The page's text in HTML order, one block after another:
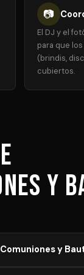
📷
El DJ y el
para que
(brindis,
cubiertos.
y
y